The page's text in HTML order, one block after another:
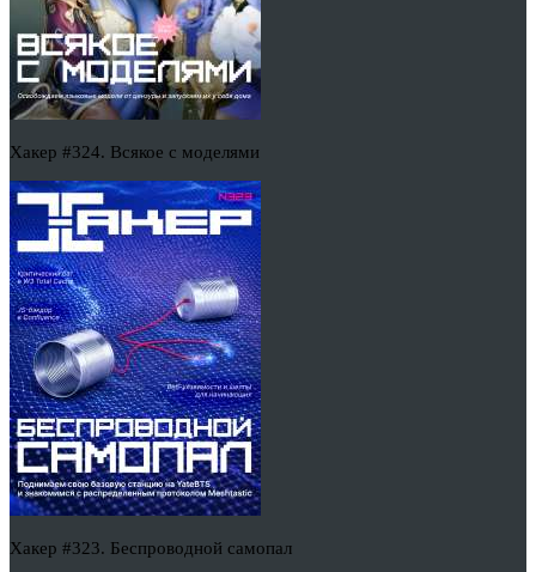
Хакер #324. Всякое с моделями
Хакер #323. Беспроводной самопал